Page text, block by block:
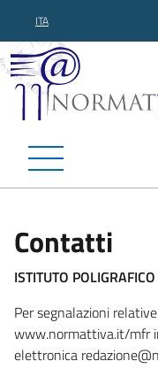
ITA
Contatti
ISTITUTO
Per segnalazioni
www.normattiva.it/mfr
elettronica